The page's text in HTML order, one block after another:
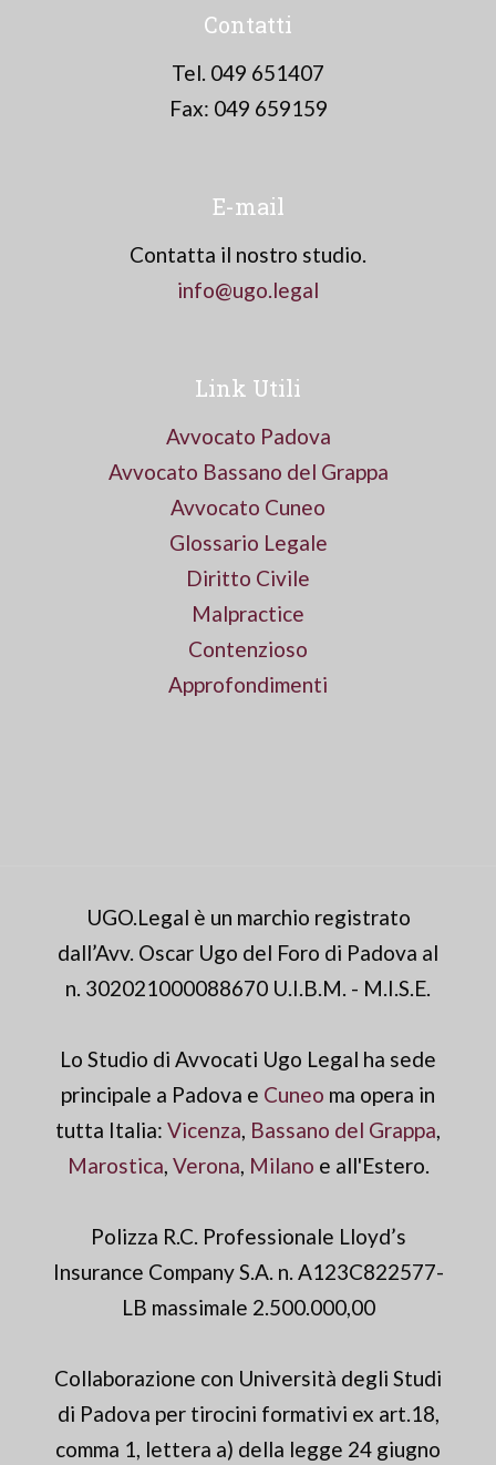
Contatti
Tel. 049 651407
Fax: 049 659159
E-mail
Contatta il nostro studio.
info@ugo.legal
Link Utili
Avvocato Padova
Avvocato Bassano del Grappa
Avvocato Cuneo
Glossario Legale
Diritto Civile
Malpractice
Contenzioso
Approfondimenti
UGO.Legal è un marchio registrato
dall’Avv. Oscar Ugo del Foro di Padova al
n. 302021000088670 U.I.B.M. - M.I.S.E.
Lo Studio di Avvocati Ugo Legal ha sede
principale a Padova e Cuneo ma opera in
tutta Italia: Vicenza, Bassano del Grappa,
Marostica, Verona, Milano e all'Estero.
Polizza R.C. Professionale Lloyd’s
Insurance Company S.A. n. A123C822577-
LB massimale 2.500.000,00
Collaborazione con Università degli Studi
di Padova per tirocini formativi ex art.18,
comma 1, lettera a) della legge 24 giugno